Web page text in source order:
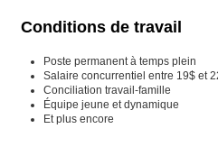
Conditions de travail
Poste permanent à temps plein
Salaire concurrentiel entre 19$ et
Conciliation travail-famille
Équipe jeune et dynamique
Et plus encore